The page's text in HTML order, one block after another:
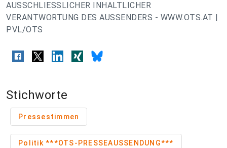
AUSSCHLIESSLICHER INHALTLICHER
VERANTWORTUNG DES AUSSENDERS - WWW.OTS.AT |
PVL/OTS
Stichworte
Pressestimmen
Politik ***OTS-PRESSEAUSSENDUNG***